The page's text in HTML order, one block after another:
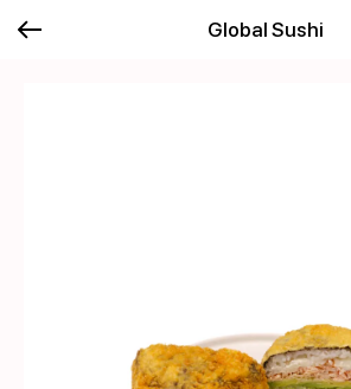
Global Sushi